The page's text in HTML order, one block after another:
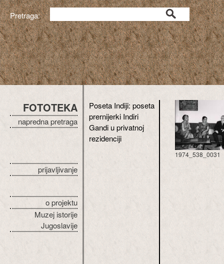
Pretraga:
FOTOTEKA
napredna pretraga
prijavljivanje
o projektu
Muzej istorije
Jugoslavije
Poseta Indiji: poseta
prernijerki Indiri
Gandi u privatnoj
rezidenciji
1974_538_0031